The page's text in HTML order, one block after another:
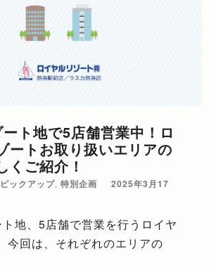
ト地で5店舗営業中！ロ
ートお取り扱いエリアの
くご紹介！
ックアップ, 特別企画
2025年3月17
地、5店舗で営業を行うロイヤ
今回は、それぞれのエリアの